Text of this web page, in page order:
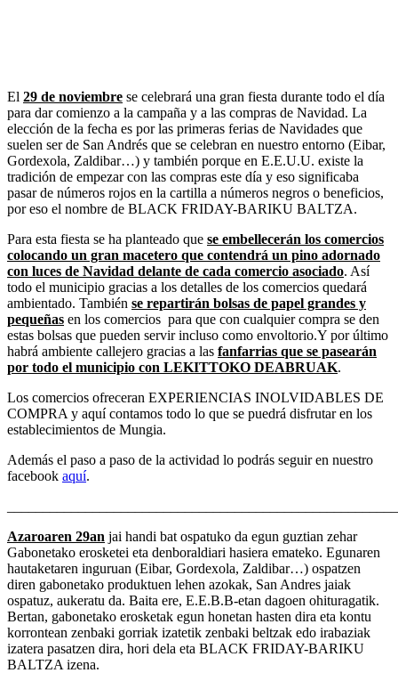
El 29 de noviembre se celebrará una gran fiesta durante todo el día
para dar comienzo a la campaña y a las compras de Navidad. La
elección de la fecha es por las primeras ferias de Navidades que
suelen ser de San Andrés que se celebran en nuestro entorno (Eibar,
Gordexola, Zaldibar…) y también porque en E.E.U.U. existe la
tradición de empezar con las compras este día y eso significaba
pasar de números rojos en la cartilla a números negros o beneficios,
por eso el nombre de BLACK FRIDAY-BARIKU BALTZA.
Para esta fiesta se ha planteado que se embellecerán los comercios
colocando un gran macetero que contendrá un pino adornado
con luces de Navidad delante de cada comercio asociado. Así
todo el municipio gracias a los detalles de los comercios quedará
ambientado. También se repartirán bolsas de papel grandes y
pequeñas en los comercios para que con cualquier compra se den
estas bolsas que pueden servir incluso como envoltorio.Y por último
habrá ambiente callejero gracias a las fanfarrias que se pasearán
por todo el municipio con LEKITTOKO DEABRUAK.
Los comercios ofreceran EXPERIENCIAS INOLVIDABLES DE
COMPRA y aquí contamos todo lo que se puedrá disfrutar en los
establecimientos de Mungia.
Además el paso a paso de la actividad lo podrás seguir en nuestro
facebook aquí.
Azaroaren 29an jai handi bat ospatuko da egun guztian zehar
Gabonetako erosketei eta denboraldiari hasiera emateko. Egunaren
hautaketaren inguruan (Eibar, Gordexola, Zaldibar…) ospatzen
diren gabonetako produktuen lehen azokak, San Andres jaiak
ospatuz, aukeratu da. Baita ere, E.E.B.B-etan dagoen ohituragatik.
Bertan, gabonetako erosketak egun honetan hasten dira eta kontu
korrontean zenbaki gorriak izatetik zenbaki beltzak edo irabaziak
izatera pasatzen dira, hori dela eta BLACK FRIDAY-BARIKU
BALTZA izena.